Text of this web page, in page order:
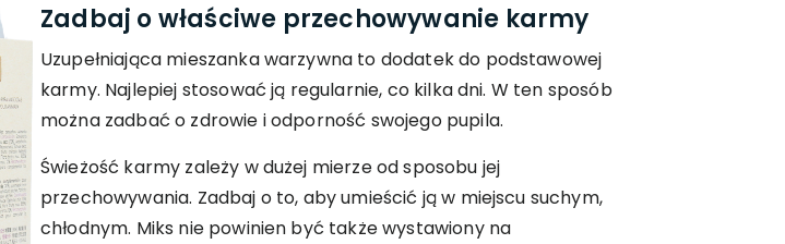
Zadbaj o właściwe przechowywanie karmy
Uzupełniająca mieszanka warzywna to dodatek do podstawowej
karmy. Najlepiej stosować ją regularnie, co kilka dni. W ten sposób
można zadbać o zdrowie i odporność swojego pupila.
Świeżość karmy zależy w dużej mierze od sposobu jej
przechowywania. Zadbaj o to, aby umieścić ją w miejscu suchym,
chłodnym. Miks nie powinien być także wystawiony na